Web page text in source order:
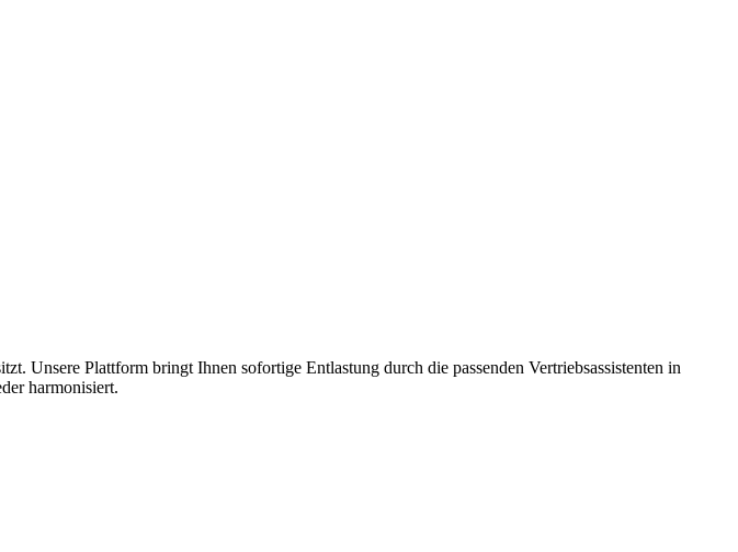
Unsere Plattform bringt Ihnen sofortige Entlastung durch die passenden Vertriebsassistenten in
harmonisiert.